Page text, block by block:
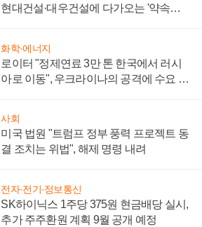
현대건설·대우건설에 다가오는 '약속의
화학·에너지
로이터 "정제연료 3만 톤 한국에서 러시
아로 이동", 우크라이나의 공격에 수요 늘
사회
미국 법원 "트럼프 정부 풍력 프로젝트 동
결 조치는 위법", 해제 명령 내려
전자·전기·정보통신
SK하이닉스 1주당 375원 현금배당 실시,
추가 주주환원 계획 9월 공개 예정